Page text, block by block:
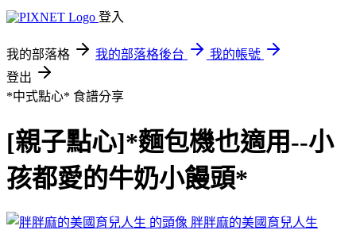
登入
我的部落格 我的部落格後台
我的帳號
登出
*中式點心* 食譜分享
[親子點心]*麵包機也適用--小
孩都愛的牛奶小饅頭*
胖胖麻的美國育兒人生